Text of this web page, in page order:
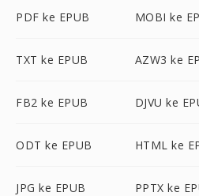
PDF ke EPUB MOBI ke
TXT ke EPUB AZW3 ke
FB2 ke EPUB DJVU ke
ODT ke EPUB HTML ke
JPG ke EPUB PPTX ke